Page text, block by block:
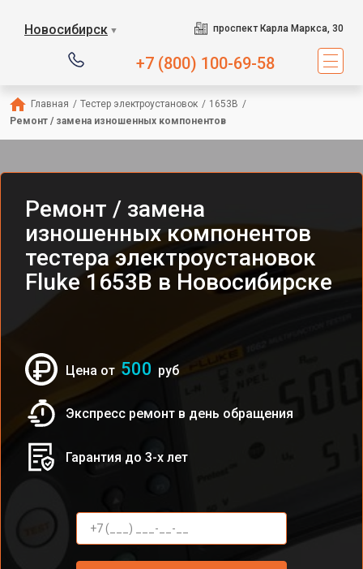
Новосибирск ▼ проспект Карла Маркса, 30
+7 (800) 100-69-58
Главная / Тестер электроустановок / 1653B /
Ремонт / замена изношенных компонентов
Ремонт / замена
изношенных компонентов
тестера электроустановок
Fluke 1653B в Новосибирске
Цена от 500 руб
Экспресс ремонт в день обращения
Гарантия до 3-х лет